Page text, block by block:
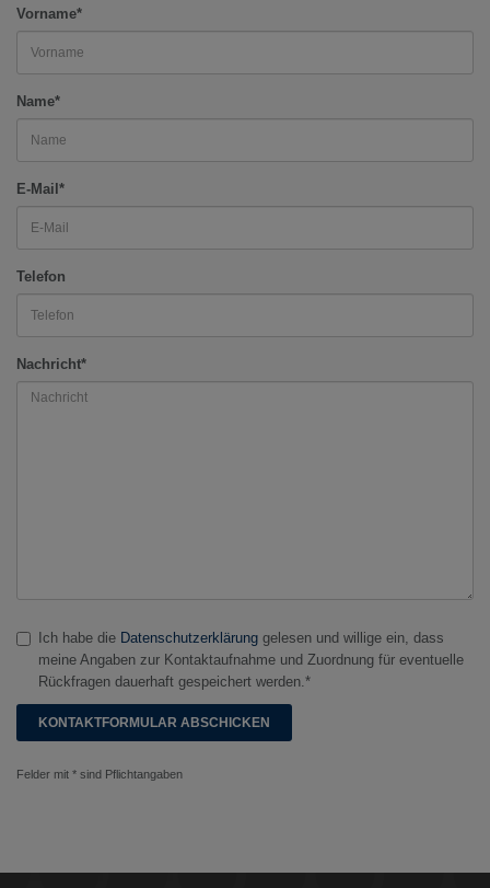
Vorname*
Name*
E-Mail*
Telefon
Nachricht*
Ich habe die Datenschutzerklärung gelesen und willige ein, dass
meine Angaben zur Kontaktaufnahme und Zuordnung für eventuelle
Rückfragen dauerhaft gespeichert werden.*
Felder mit * sind Pflichtangaben